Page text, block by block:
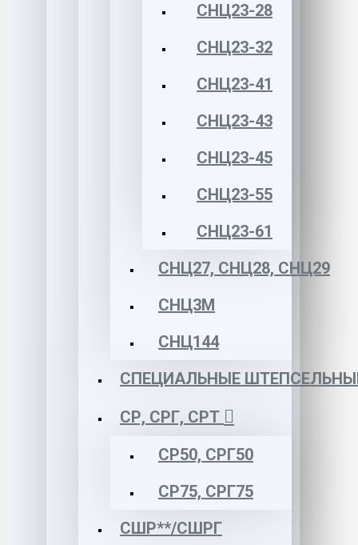
СНЦ23-28
СНЦ23-32
СНЦ23-41
СНЦ23-43
СНЦ23-45
СНЦ23-55
СНЦ23-61
СНЦ27, СНЦ28, СНЦ29
СНЦ3М
СНЦ144
СПЕЦИАЛЬНЫЕ
СР, СРГ, СРТ
СР50, СРГ50
СР75, СРГ75
СШР**/СШРГ